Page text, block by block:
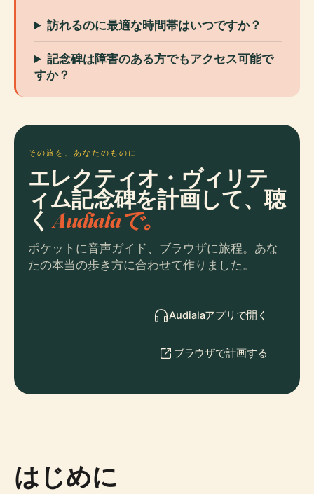
訪れるのに最適な時間帯はいつですか？
記念碑は障害のある方でもアクセス可能で
すか？
その旅を、あなたのものに
エレクティオ・ヴィリテ
ィム記念碑を計画して、聴
くAudialaで。
ポケットに音声ガイド、ブラウザに旅程。あな
たの本当の歩き方に合わせて作りました。
Audialaアプリで開く
ブラウザで計画する
はじめに